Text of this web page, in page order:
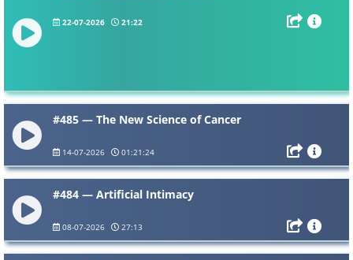
22-07-2026 21:22
#485 — The New Science of Cancer
14-07-2026 01:21:24
#484 — Artificial Intimacy
08-07-2026 27:13